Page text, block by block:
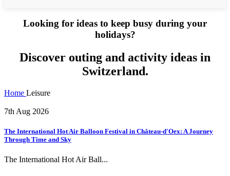
Looking for ideas to keep busy during your
holidays?
Discover outing and activity ideas in
Switzerland.
Home Leisure
7th Aug 2026
The International Hot Air Balloon Festival in Château-d'Oex: A Journey
Through Time and Sky
The International Hot Air Ball...